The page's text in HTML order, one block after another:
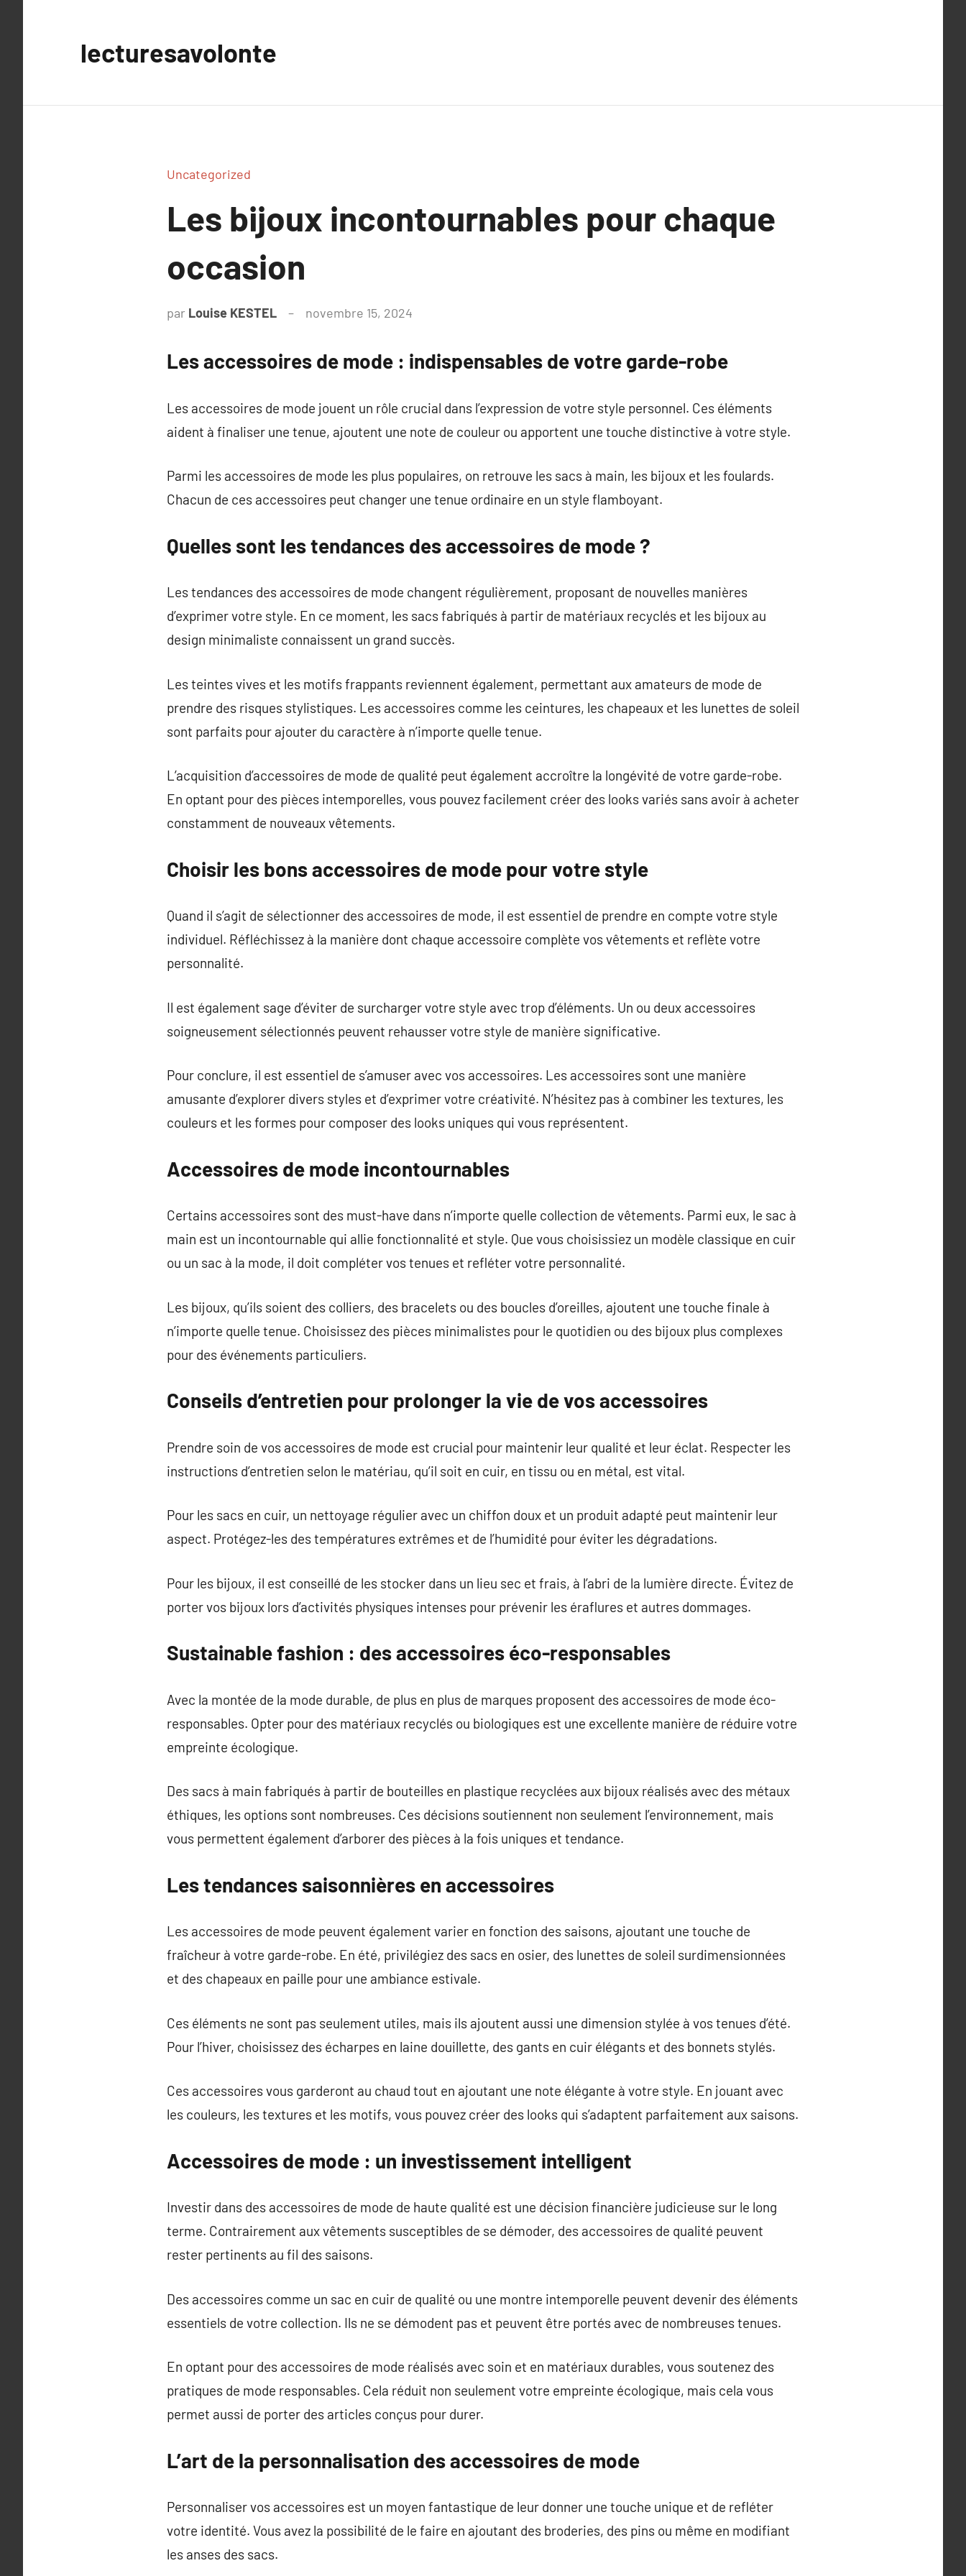
lecturesavolonte
Uncategorized
Les bijoux incontournables pour chaque
occasion
par Louise KESTEL novembre 15, 2024
Les accessoires de mode : indispensables de votre garde-robe
Les accessoires de mode jouent un rôle crucial dans l’expression de votre style personnel. Ces éléments
aident à finaliser une tenue, ajoutent une note de couleur ou apportent une touche distinctive à votre style.
Parmi les accessoires de mode les plus populaires, on retrouve les sacs à main, les bijoux et les foulards.
Chacun de ces accessoires peut changer une tenue ordinaire en un style flamboyant.
Quelles sont les tendances des accessoires de mode ?
Les tendances des accessoires de mode changent régulièrement, proposant de nouvelles manières
d’exprimer votre style. En ce moment, les sacs fabriqués à partir de matériaux recyclés et les bijoux au
design minimaliste connaissent un grand succès.
Les teintes vives et les motifs frappants reviennent également, permettant aux amateurs de mode de
prendre des risques stylistiques. Les accessoires comme les ceintures, les chapeaux et les lunettes de soleil
sont parfaits pour ajouter du caractère à n’importe quelle tenue.
L’acquisition d’accessoires de mode de qualité peut également accroître la longévité de votre garde-robe.
En optant pour des pièces intemporelles, vous pouvez facilement créer des looks variés sans avoir à acheter
constamment de nouveaux vêtements.
Choisir les bons accessoires de mode pour votre style
Quand il s’agit de sélectionner des accessoires de mode, il est essentiel de prendre en compte votre style
individuel. Réfléchissez à la manière dont chaque accessoire complète vos vêtements et reflète votre
personnalité.
Il est également sage d’éviter de surcharger votre style avec trop d’éléments. Un ou deux accessoires
soigneusement sélectionnés peuvent rehausser votre style de manière significative.
Pour conclure, il est essentiel de s’amuser avec vos accessoires. Les accessoires sont une manière
amusante d’explorer divers styles et d’exprimer votre créativité. N’hésitez pas à combiner les textures, les
couleurs et les formes pour composer des looks uniques qui vous représentent.
Accessoires de mode incontournables
Certains accessoires sont des must-have dans n’importe quelle collection de vêtements. Parmi eux, le sac à
main est un incontournable qui allie fonctionnalité et style. Que vous choisissiez un modèle classique en cuir
ou un sac à la mode, il doit compléter vos tenues et refléter votre personnalité.
Les bijoux, qu’ils soient des colliers, des bracelets ou des boucles d’oreilles, ajoutent une touche finale à
n’importe quelle tenue. Choisissez des pièces minimalistes pour le quotidien ou des bijoux plus complexes
pour des événements particuliers.
Conseils d’entretien pour prolonger la vie de vos accessoires
Prendre soin de vos accessoires de mode est crucial pour maintenir leur qualité et leur éclat. Respecter les
instructions d’entretien selon le matériau, qu’il soit en cuir, en tissu ou en métal, est vital.
Pour les sacs en cuir, un nettoyage régulier avec un chiffon doux et un produit adapté peut maintenir leur
aspect. Protégez-les des températures extrêmes et de l’humidité pour éviter les dégradations.
Pour les bijoux, il est conseillé de les stocker dans un lieu sec et frais, à l’abri de la lumière directe. Évitez de
porter vos bijoux lors d’activités physiques intenses pour prévenir les éraflures et autres dommages.
Sustainable fashion : des accessoires éco-responsables
Avec la montée de la mode durable, de plus en plus de marques proposent des accessoires de mode éco-
responsables. Opter pour des matériaux recyclés ou biologiques est une excellente manière de réduire votre
empreinte écologique.
Des sacs à main fabriqués à partir de bouteilles en plastique recyclées aux bijoux réalisés avec des métaux
éthiques, les options sont nombreuses. Ces décisions soutiennent non seulement l’environnement, mais
vous permettent également d’arborer des pièces à la fois uniques et tendance.
Les tendances saisonnières en accessoires
Les accessoires de mode peuvent également varier en fonction des saisons, ajoutant une touche de
fraîcheur à votre garde-robe. En été, privilégiez des sacs en osier, des lunettes de soleil surdimensionnées
et des chapeaux en paille pour une ambiance estivale.
Ces éléments ne sont pas seulement utiles, mais ils ajoutent aussi une dimension stylée à vos tenues d’été.
Pour l’hiver, choisissez des écharpes en laine douillette, des gants en cuir élégants et des bonnets stylés.
Ces accessoires vous garderont au chaud tout en ajoutant une note élégante à votre style. En jouant avec
les couleurs, les textures et les motifs, vous pouvez créer des looks qui s’adaptent parfaitement aux saisons.
Accessoires de mode : un investissement intelligent
Investir dans des accessoires de mode de haute qualité est une décision financière judicieuse sur le long
terme. Contrairement aux vêtements susceptibles de se démoder, des accessoires de qualité peuvent
rester pertinents au fil des saisons.
Des accessoires comme un sac en cuir de qualité ou une montre intemporelle peuvent devenir des éléments
essentiels de votre collection. Ils ne se démodent pas et peuvent être portés avec de nombreuses tenues.
En optant pour des accessoires de mode réalisés avec soin et en matériaux durables, vous soutenez des
pratiques de mode responsables. Cela réduit non seulement votre empreinte écologique, mais cela vous
permet aussi de porter des articles conçus pour durer.
L’art de la personnalisation des accessoires de mode
Personnaliser vos accessoires est un moyen fantastique de leur donner une touche unique et de refléter
votre identité. Vous avez la possibilité de le faire en ajoutant des broderies, des pins ou même en modifiant
les anses des sacs.